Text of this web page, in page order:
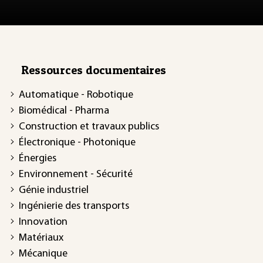
Ressources documentaires
Automatique - Robotique
Biomédical - Pharma
Construction et travaux publics
Électronique - Photonique
Énergies
Environnement - Sécurité
Génie industriel
Ingénierie des transports
Innovation
Matériaux
Mécanique